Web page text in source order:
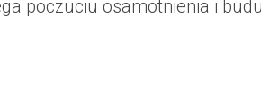
poczuciu osamotnienia i